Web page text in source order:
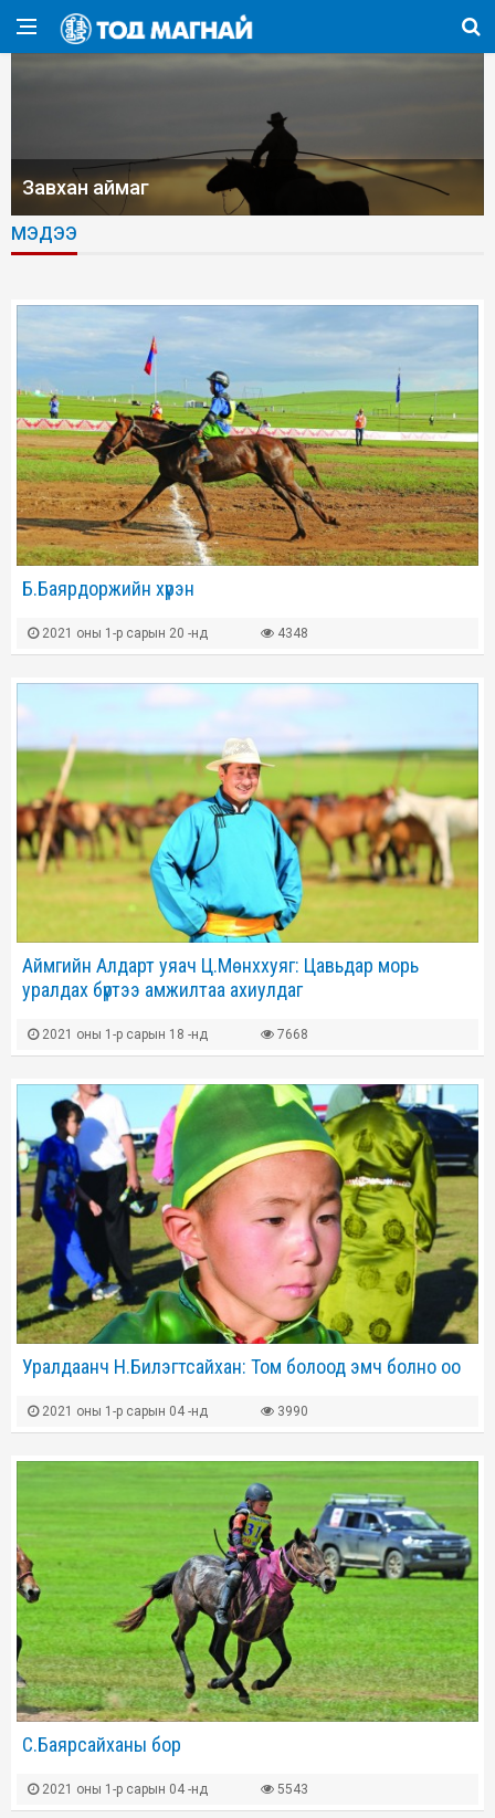
Завхан аймаг
МЭДЭЭ
Б.Баярдоржийн хүрэн
2021 оны 1-р сарын 20 -нд 4348
Аймгийн Алдарт уяач Ц.Мөнххуяг: Цавьдар морь
уралдах бүртээ амжилтаа ахиулдаг
2021 оны 1-р сарын 18 -нд 7668
Уралдаанч Н.Билэгтсайхан: Том болоод эмч болно оо
2021 оны 1-р сарын 04 -нд 3990
С.Баярсайханы бор
2021 оны 1-р сарын 04 -нд 5543